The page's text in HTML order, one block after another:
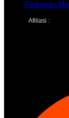
Pedoman
Afiliasi :